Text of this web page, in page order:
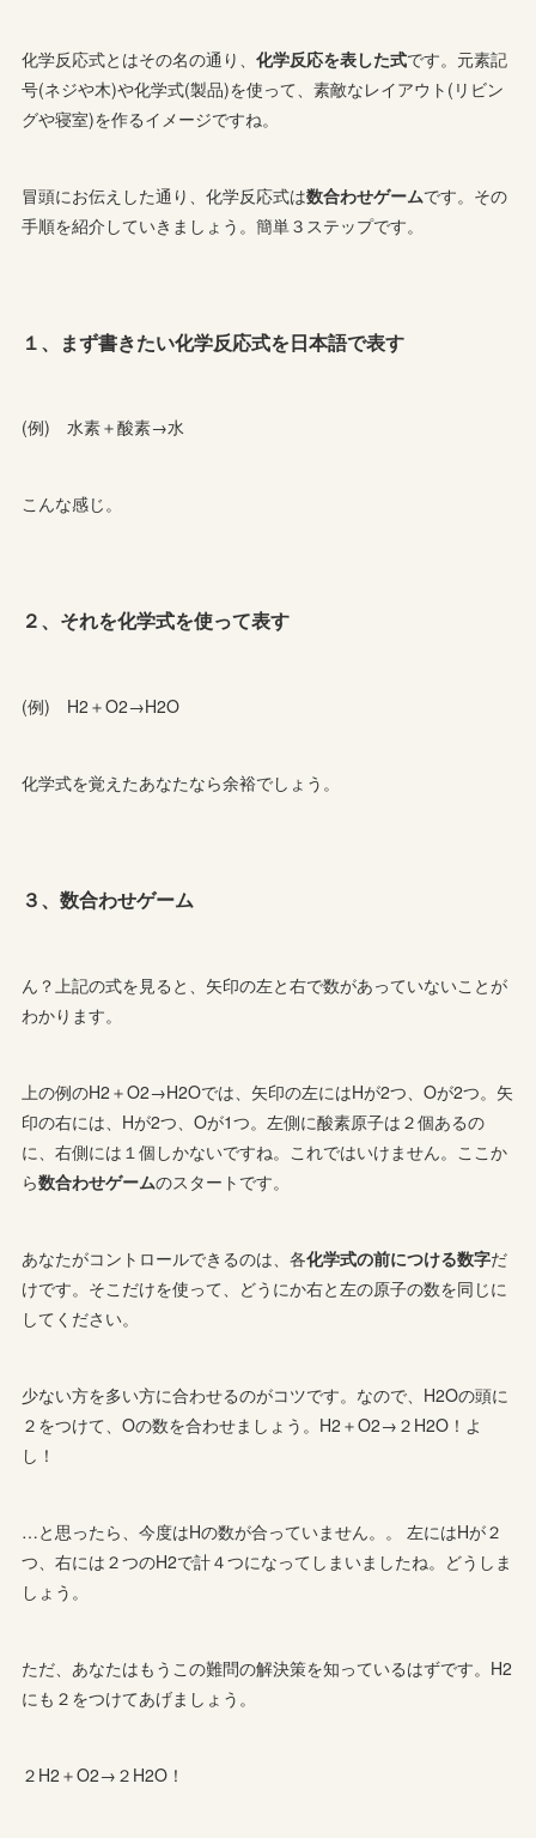
化学反応式とはその名の通り、化学反応を表した式です。元素記
号(ネジや木)や化学式(製品)を使って、素敵なレイアウト(リビン
グや寝室)を作るイメージですね。
冒頭にお伝えした通り、化学反応式は数合わせゲームです。その
手順を紹介していきましょう。簡単３ステップです。
１、まず書きたい化学反応式を日本語で表す
(例) 水素＋酸素→水
こんな感じ。
２、それを化学式を使って表す
(例) H2＋O2→H2O
化学式を覚えたあなたなら余裕でしょう。
３、数合わせゲーム
ん？上記の式を見ると、矢印の左と右で数があっていないことが
わかります。
上の例のH2＋O2→H2Oでは、矢印の左にはHが2つ、Oが2つ。矢
印の右には、Hが2つ、Oが1つ。左側に酸素原子は２個あるの
に、右側には１個しかないですね。これではいけません。ここか
ら数合わせゲームのスタートです。
あなたがコントロールできるのは、各化学式の前につける数字だ
けです。そこだけを使って、どうにか右と左の原子の数を同じに
してください。
少ない方を多い方に合わせるのがコツです。なので、H2Oの頭に
２をつけて、Oの数を合わせましょう。H2＋O2→２H2O！よ
し！
…と思ったら、今度はHの数が合っていません。。 左にはHが２
つ、右には２つのH2で計４つになってしまいましたね。どうしま
しょう。
ただ、あなたはもうこの難問の解決策を知っているはずです。H2
にも２をつけてあげましょう。
２H2＋O2→２H2O！